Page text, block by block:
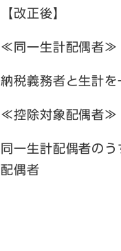
【改正後】
≪同一生計配偶者≫
納税義務者と生計
≪控除対象配偶者≫
同一生計配偶者の
配偶者